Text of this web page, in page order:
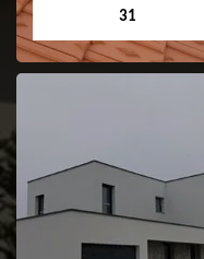
31
Pose et
changement de
fenêtre de toit et